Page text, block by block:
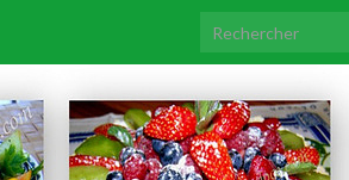
Search for: